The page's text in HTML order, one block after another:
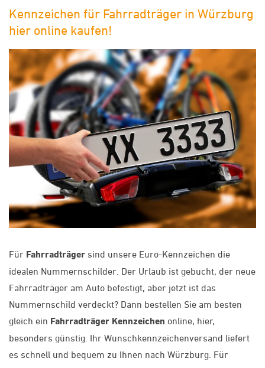
Kennzeichen für Fahrradträger in Würzburg
hier online kaufen!
Für Fahrradträger sind unsere Euro-Kennzeichen die
idealen Nummernschilder. Der Urlaub ist gebucht, der neue
Fahrradträger am Auto befestigt, aber jetzt ist das
Nummernschild verdeckt? Dann bestellen Sie am besten
gleich ein Fahrradträger Kennzeichen online, hier,
besonders günstig. Ihr Wunschkennzeichenversand liefert
es schnell und bequem zu Ihnen nach Würzburg. Für